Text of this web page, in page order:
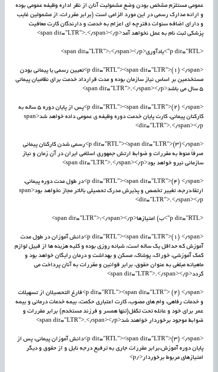
عمومی مستلزم مشخص بودن وضع مشمولیت آنان از نظر اداره وظیفه عمومی بوده
و ارائه مدارک رسمی در این مورد الزامی است (برابر مقررات، از مشمولین غایب
و دارای اضافه سنوات دفترچه ای اعزام به خدمت و دارندگان کارت معافیت
پزشکی ثبت نام به عمل نخواهد آمد<span dir="LTR">.</span></p>
<p dir="RTL">یادآوری<span dir="LTR">:</span></p>
<p dir="RTL"><span dir="LTR">(1) </span>تعیین رسمی یا پیمانی بودن
مستخدمین بر اساس نیاز سازمان بوده و مدت قرارداد خدمت برای نظامیان پیمانی
5 سال می باشد<span dir="LTR">.</span></p>
<p dir="RTL"><span dir="LTR">(2) </span>پس از پایان دوره 5 ساله به
کارکنان پیمانی، کارت پایان خدمت دوره وظیفه ی عمومی داده خواهد شد<span
dir="LTR">.</span></p>
<p dir="RTL"><span dir="LTR">(3)</span>رسمی شدن کارکنان پیمانی
صرفاً منوط به مقررات و ضوابط ارتش جمهوری اسلامی ایران در آن زمان و نیاز
سازمانی نیرو خواهد بود<span dir="LTR">.</span></p>
<p dir="RTL"><span dir="LTR">(4) </span>در طول مدت دوره پیمانی،
ارتقاءدرجه، تغییر تخصص و پذیرش مدرک تحصیلی بالاتر مجاز نخواهد بود<span
dir="LTR">.</span></p>
<p dir="RTL">ب) امتیازها<span dir="LTR">:</span></p>
<p dir="RTL"><span dir="LTR">(1) </span>دانش آموزان در طول مدت
آموزش که حداقل یک ساله است، شبانه روزی بوده و کلیه هزینه ها از قبیل لوازم
کمک آموزشی، خوراک، پوشاک، مسکن و بهداشت و درمان رایگان خواهد بود و
ماهیانه مبلغی به عنوان حقوق، برابر قوانین و مقررات به آنان پرداخت می
گردد<span dir="LTR">.</span></p>
<p dir="RTL"><span dir="LTR"> (2) </span>فارغ التحصیلان از تسهیلات
و خدمات رفاهی، وام های مصوب، کارت اعتباری حکمت، بیمه خدمات درمانی و بیمه
عمر برای خود و عائله تحت تکفل(تنها همسر و فرزند مستخدم) برابر مقررات و
ضوابط موجود برخوردار خواهند شد<span dir="LTR">.</span></p>
<p dir="RTL"><span dir="LTR">(3) </span>دانش آموزان پیمانی، پس از
پایان دوره آموزش،برابر مقررات جاری به ترفیع درجه نایل و از حقوق و دیگر
امتیازهای مربوط برخوردار</p>